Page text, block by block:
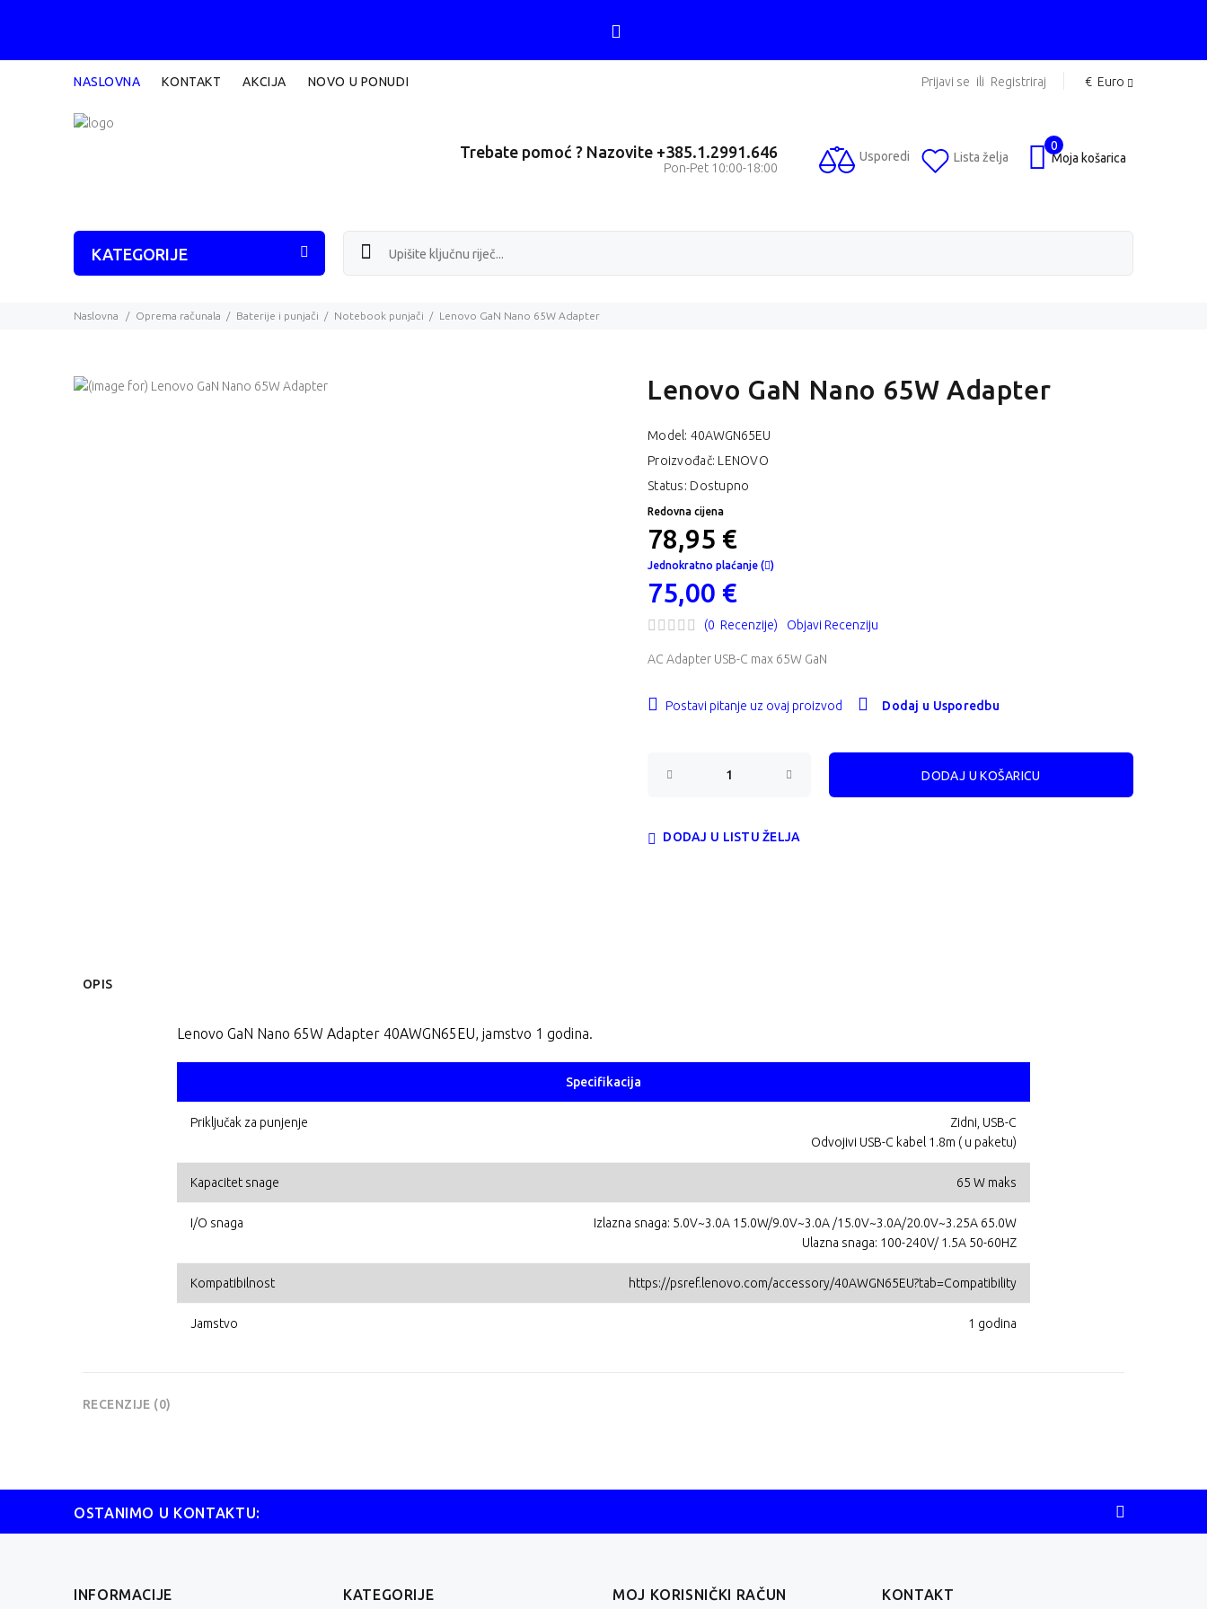
NASLOVNA KONTAKT AKCIJA NOVO U PONUDI Prijavi se ili Registriraj € Euro
Trebate pomoć ? Nazovite +385.1.2991.646
Pon-Pet 10:00-18:00
Usporedi Lista želja Moja košarica
0
KATEGORIJE
Naslovna Oprema računala Baterije i punjači Notebook punjači Lenovo GaN Nano 65W Adapter
Lenovo GaN Nano 65W Adapter
Model: 40AWGN65EU
Proizvođač: LENOVO
Status: Dostupno
Redovna cijena
78,95 €
Jednokratno plaćanje ( )
75,00 €
(0 Recenzije) Objavi Recenziju
AC Adapter USB-C max 65W GaN
Postavi pitanje uz ovaj proizvod Dodaj u Usporedbu
DODAJ U LISTU ŽELJA
OPIS
Lenovo GaN Nano 65W Adapter 40AWGN65EU, jamstvo 1 godina.
Specifikacija
Priključak za punjenje
Zidni, USB-C
Odvojivi USB-C kabel 1.8m ( u paketu)
Kapacitet snage 65 W maks
I/O snaga
Izlazna snaga: 5.0V~3.0A 15.0W/9.0V~3.0A /15.0V~3.0A/20.0V~3.25A 65.0W
Ulazna snaga: 100-240V/ 1.5A 50-60HZ
Kompatibilnost https://psref.lenovo.com/accessory/40AWGN65EU?tab=Compatibility
Jamstvo 1 godina
RECENZIJE (0)
OSTANIMO U KONTAKTU:
INFORMACIJE KATEGORIJE MOJ KORISNIČKI RAČUN KONTAKT